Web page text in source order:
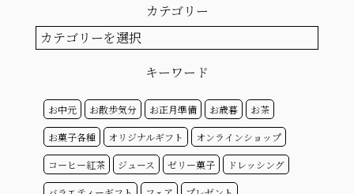
ブ
カテゴリー
カ
テ
キーワード
お中元 お散歩気分 お正月準備 お歳暮 お茶
お菓子各種 オリジナルギフト オンラインショップ
コーヒー紅茶 ジュース ゼリー菓子 ドレッシング